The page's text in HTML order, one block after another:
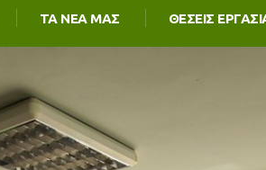
ΤΑ ΝΈΑ ΜΑΣ ΘΈΣΕΙΣ